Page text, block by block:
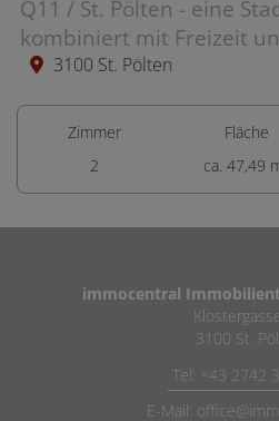
Q11 / St. Pölten - eine
kombiniert mit Freizeit
3100 St. Pölten
Zimmer
2
Fläche
ca. 47,49
immocentral
3100 St.
Tel: +43 2742
E-Mail: